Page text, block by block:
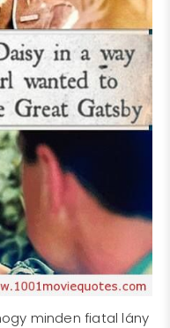
minden fiatal lány